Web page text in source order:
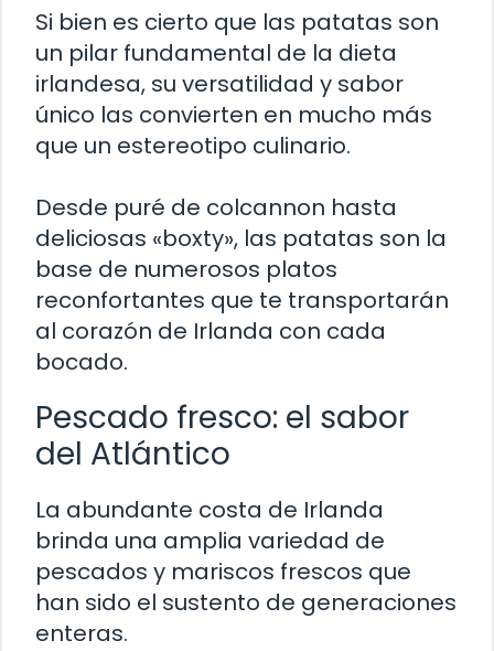
Si bien es cierto que las patatas son
un pilar fundamental de la dieta
irlandesa, su versatilidad y sabor
único las convierten en mucho más
que un estereotipo culinario.
Desde puré de colcannon hasta
deliciosas «boxty», las patatas son la
base de numerosos platos
reconfortantes que te transportarán
al corazón de Irlanda con cada
bocado.
Pescado fresco: el sabor
del Atlántico
La abundante costa de Irlanda
brinda una amplia variedad de
pescados y mariscos frescos que
han sido el sustento de generaciones
enteras.